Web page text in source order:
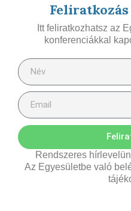
Itt feliratkozhatsz az
konferenciákkal
Rendszeres
Az Egyesületbe való